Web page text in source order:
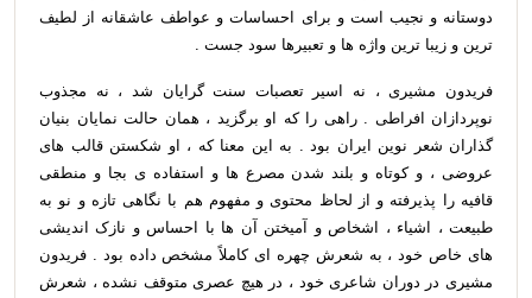
دوستانه و نجیب است و برای احساسات و عواطف عاشقانه از لطیف
ترین و زیبا ترین واژه ها و تعبیرها سود جست .
فریدون مشیری ، نه اسیر تعصبات سنت گرایان شد ، نه مجذوب
نوپردازان افراطی . راهی را که او برگزید ، همان حالت نمایان بنیان
گذاران شعر نوین ایران بود . به این معنا که ، او شکستن قالب های
عروضی ، و کوتاه و بلند شدن مصرع ها و استفاده ی بجا و منطقی
قافیه را پذیرفته و از لحاظ محتوی و مفهوم هم با نگاهی تازه و نو به
طبیعت ، اشیاء ، اشخاص و آمیختن آن ها با احساس و نازک اندیشی
های خاص خود ، به شعرش چهره ای کاملاً مشخص داده بود . فریدون
مشیری در دوران شاعری خود ، در هیچ عصری متوقف نشده ، شعرش